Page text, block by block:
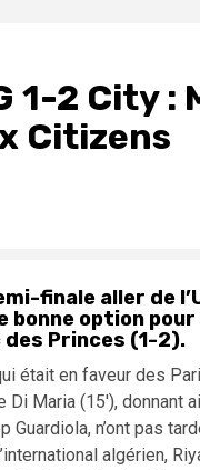
1-2 City
Citizens
finale aller de
bonne option
Princes (1-2).
était en faveur des
Maria (15′), donnant
n’ont pas
algérien,